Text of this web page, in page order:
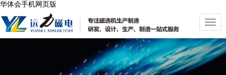
华体会手机网页版
切
换
导
航